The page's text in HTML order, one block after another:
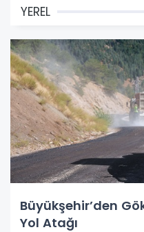
YEREL
Büyükşehir’den
Yol Atağı